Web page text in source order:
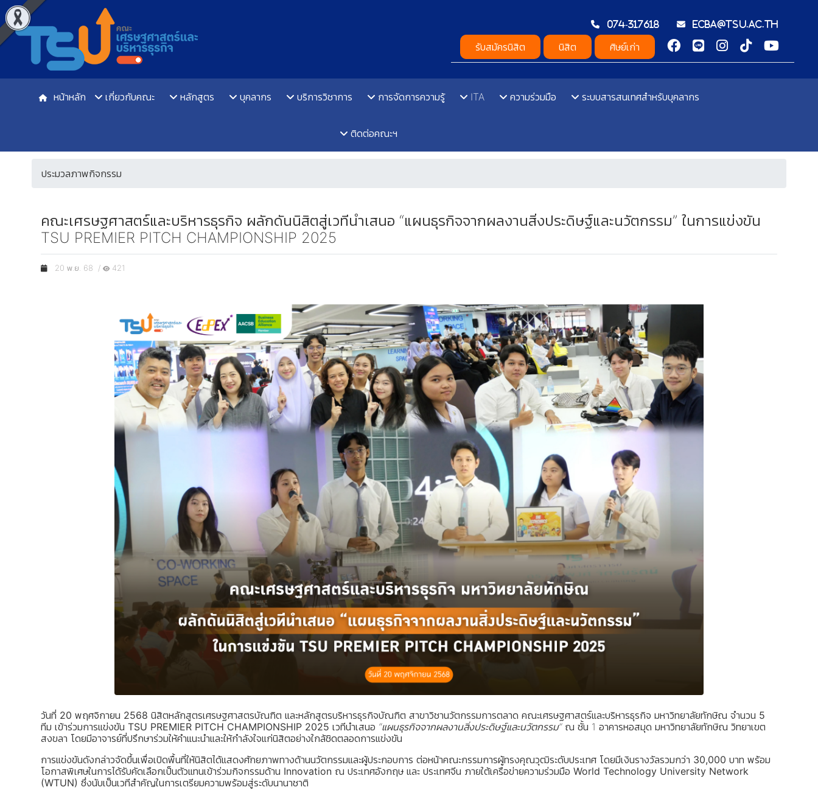
074-317618 ecba@tsu.ac.th
รับสมัครนิสิต นิสิต ศิษย์เก่า
หน้าหลัก เกี่ยวกับคณะ หลักสูตร บุคลากร บริการวิชาการ การจัดการความรู้ ITA ความร่วมมือ ระบบสารสนเทศสำหรับบุคลากร
ติดต่อคณะฯ
ประมวลภาพกิจกรรม
คณะเศรษฐศาสตร์และบริหารธุรกิจ ผลักดันนิสิตสู่เวทีนำเสนอ “แผนธุรกิจจากผลงานสิ่งประดิษฐ์และนวัตกรรม” ในการแข่งขัน
TSU PREMIER PITCH CHAMPIONSHIP 2025
20 พ.ย. 68 / 421
วันที่ 20 พฤศจิกายน 2568 นิสิตหลักสูตรเศรษฐศาสตรบัณฑิต และหลักสูตรบริหารธุรกิจบัณฑิต สาขาวิชานวัตกรรมการตลาด คณะเศรษฐศาสตร์และบริหารธุรกิจ มหาวิทยาลัยทักษิณ จำนวน 5
ทีม เข้าร่วมการแข่งขัน TSU PREMIER PITCH CHAMPIONSHIP 2025 เวทีนำเสนอ “แผนธุรกิจจากผลงานสิ่งประดิษฐ์และนวัตกรรม”ณ ชั้น 1 อาคารหอสมุด มหาวิทยาลัยทักษิณ วิทยาเขต
สงขลา โดยมีอาจารย์ที่ปรึกษาร่วมให้คำแนะนำและให้กำลังใจแก่นิสิตอย่างใกล้ชิดตลอดการแข่งขัน
การแข่งขันดังกล่าวจัดขึ้นเพื่อเปิดพื้นที่ให้นิสิตได้แสดงศักยภาพทางด้านนวัตกรรมและผู้ประกอบการ ต่อหน้าคณะกรรมการผู้ทรงคุณวุฒิระดับประเทศ โดยมีเงินรางวัลรวมกว่า 30,000 บาท พร้อม
โอกาสพิเศษในการได้รับคัดเลือกเป็นตัวแทนเข้าร่วมกิจกรรมด้าน Innovation ณ ประเทศอังกฤษ และ ประเทศจีน ภายใต้เครือข่ายความร่วมมือ World Technology University Network
(WTUN) ซึ่งนับเป็นเวทีสำคัญในการเตรียมความพร้อมสู่ระดับนานาชาติ